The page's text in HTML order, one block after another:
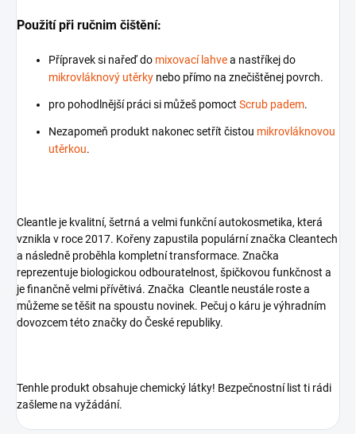
Použití při ručnim čištění:
Přípravek si nařeď do mixovací lahvea nastříkej do
mikrovláknový utěrky nebo přímo na znečištěnej povrch.
pro pohodlnější práci si můžeš pomoct Scrub padem.
Nezapomeň produkt nakonec setřít čistou mikrovláknovou
utěrkou.
Cleantle je kvalitní, šetrná a velmi funkční autokosmetika, která
vznikla v roce 2017. Kořeny zapustila populární značka Cleantech
a následně proběhla kompletní transformace. Značka
reprezentuje biologickou odbouratelnost, špičkovou funkčnost a
je finančně velmi přívětivá. Značka Cleantle neustále roste a
můžeme se těšit na spoustu novinek. Pečuj o káru je výhradním
dovozcem této značky do České republiky.
Tenhle produkt obsahuje chemický látky! Bezpečnostní list ti rádi
zašleme na vyžádání.